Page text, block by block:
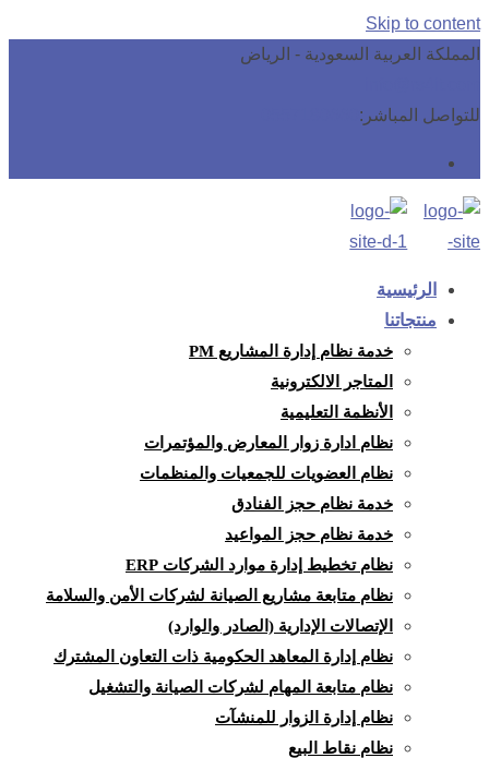
Skip to content
المملكة العربية السعودية - الرياض
للتواصل المباشر:
الرئيسية
منتجاتنا
خدمة نظام إدارة المشاريع PM
المتاجر الالكترونية
الأنظمة التعليمية
نظام ادارة زوار المعارض والمؤتمرات
نظام العضويات للجمعيات والمنظمات
خدمة نظام حجز الفنادق
خدمة نظام حجز المواعيد
نظام تخطيط إدارة موارد الشركات ERP
نظام متابعة مشاريع الصيانة لشركات الأمن والسلامة
الإتصالات الإدارية (الصادر والوارد)
نظام إدارة المعاهد الحكومية ذات التعاون المشترك
نظام متابعة المهام لشركات الصيانة والتشغيل
نظام إدارة الزوار للمنشآت
نظام نقاط البيع